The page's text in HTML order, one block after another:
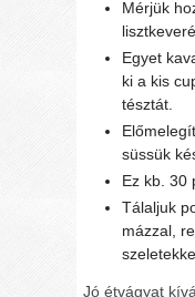
Mérjük
Egyet
ki a kis
tésztát.
süssük
Ez kb. 30
Tálaljuk
mázzal,
Jó étvágyat